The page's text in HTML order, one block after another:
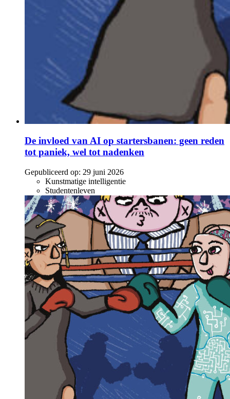
De invloed van AI op startersbanen: geen reden
tot paniek, wel tot nadenken
Gepubliceerd op: 29 juni 2026
Kunstmatige intelligentie
Studentenleven